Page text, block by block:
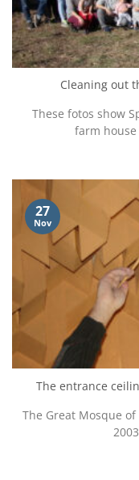
Cleaning out
These fotos show
farm
The entrance
The Great Mosque
27
Nov